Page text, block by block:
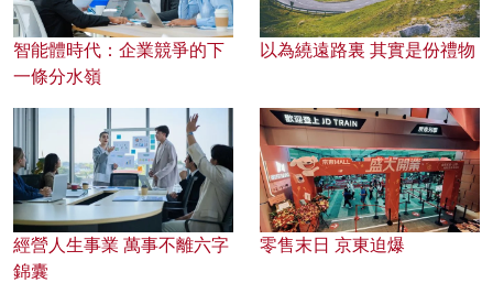
智能體時代：企業競爭的下
一條分水嶺
以為繞遠路裏 其實是份禮物
經營人生事業 萬事不離六字
錦囊
零售末日 京東迫爆